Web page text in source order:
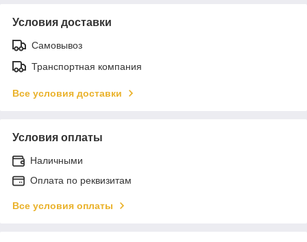
Условия доставки
Самовывоз
Транспортная компания
Все условия доставки
Условия оплаты
Наличными
Оплата по реквизитам
Все условия оплаты